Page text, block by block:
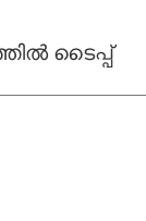
ടൈപ്പ്